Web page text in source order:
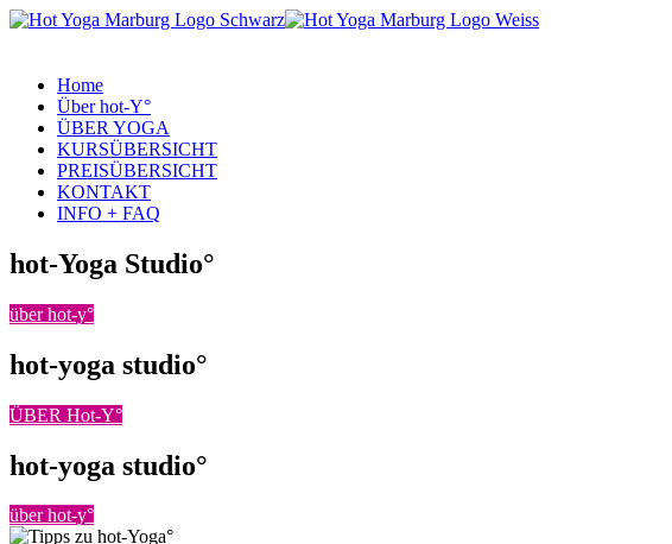
Home
Über hot-Y°
ÜBER YOGA
KURSÜBERSICHT
PREISÜBERSICHT
KONTAKT
INFO + FAQ
hot-Yoga Studio°
über hot-y°
hot-yoga studio°
ÜBER Hot-Y°
hot-yoga studio°
über hot-y°